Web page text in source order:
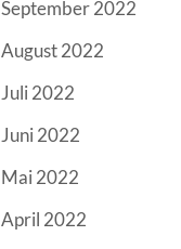
September 2022
August 2022
Juli 2022
Juni 2022
Mai 2022
April 2022